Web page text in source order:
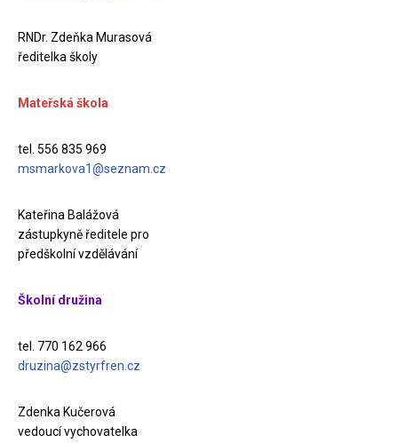
RNDr. Zdeňka Murasová
ředitelka školy
Mateřská škola
tel. 556 835 969
msmarkova1@seznam.cz
Kateřina Balážová
zástupkyně ředitele pro
předškolní vzdělávání
Školní družina
tel. 770 162 966
druzina@zstyrfren.cz
Zdenka Kučerová
vedoucí vychovatelka